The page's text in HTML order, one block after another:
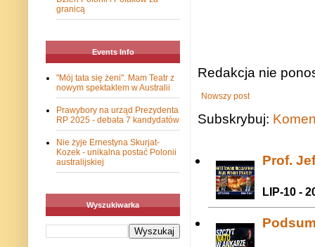
Redakcja nie
Nowszy post
Subskrybuj:
Prof.
LIP-10 -
granicą
Events Info
"Mój tata się żeni". Mam Teatr z
nowym spektaklem w Australii
Prawybory na urząd Prezydenta
RP 2025 - debata 7 kandydatów
Nie żyje Ernestyna Skurjat-
Kozek - unikalna postać Polonii
australijskiej
Wyszukiwarka